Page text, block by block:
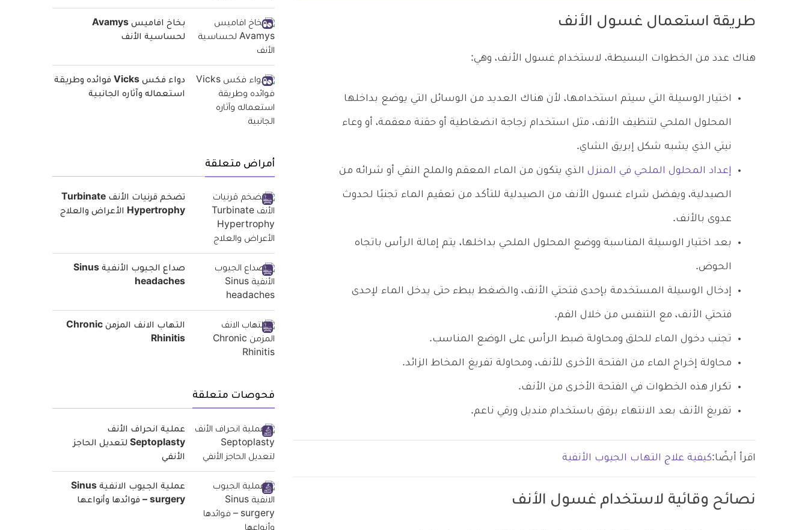
طريقة استعمال غسول الأنف
هناك عدد من الخطوات البسيطة، لاستخدام غسول الأنف، وهي:
اختيار الوسيلة التي سيتم استخدامها، لأن هناك العديد من الوسائل التي يوضع بداخلها
المحلول الملحي لتنظيف الأنف، مثل استخدام زجاجة انضغاطية أو حقنة معقمة، أو وعاء
نيتي الذي يشبه شكل إبريق الشاي.
إعداد المحلول الملحي في المنزل الذي يتكون من الماء المعقم والملح النقي أو شرائه من
الصيدلية، ويفضل شراء غسول الأنف من الصيدلية للتأكد من تعقيم الماء تجنبًا لحدوث
عدوى بالأنف.
بعد اختيار الوسيلة المناسبة ووضع المحلول الملحي بداخلها، يتم إمالة الرأس باتجاه
الحوض.
إدخال الوسيلة المستخدمة بإحدى فتحتي الأنف، والضغط ببطء حتى يدخل الماء لإحدى
فتحتي الأنف، مع التنفس من خلال الفم.
تجنب دخول الماء للحلق ومحاولة ضبط الرأس على الوضع المناسب.
محاولة إخراج الماء من الفتحة الأخرى للأنف، ومحاولة تفريغ المخاط الزائد.
تكرار هذه الخطوات في الفتحة الأخرى من الأنف.
تفريغ الأنف بعد الانتهاء برفق باستخدام منديل ورقي ناعم.
اقرأ أيضًا:كيفية علاج التهاب الجيوب الأنفية
نصائح وقائية لاستخدام غسول الأنف
بخاخ افاميس Avamys
لحساسية الأنف
دواء فكس Vicks فوائده وطريقة
استعماله وآثاره الجانبية
أمراض متعلقة
تضخم قرنيات الأنف Turbinate
Hypertrophy الأعراض والعلاج
صداع الجيوب الأنفية Sinus
headaches
التهاب الانف المزمن Chronic
Rhinitis
فحوصات متعلقة
عملية انحراف الأنف
Septoplasty لتعديل الحاجز
الأنفي
عملية الجيوب الانفية Sinus
surgery – فوائدها وأنواعها